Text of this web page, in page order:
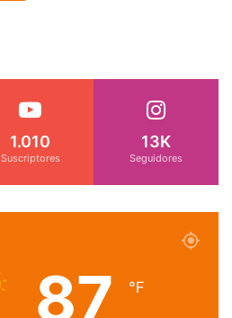
1.010
Suscriptores
13K
Seguidores
87 ℉